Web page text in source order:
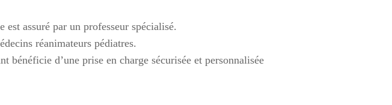
assuré par un professeur spécialisé.
réanimateurs pédiatres.
d’une prise en charge sécurisée et personnalisée